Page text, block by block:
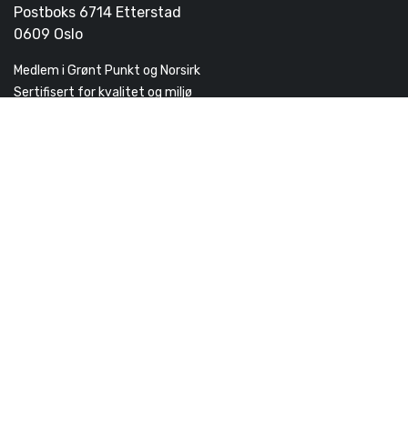
Postboks 6714 Etterstad
0609 Oslo
Medlem i Grønt Punkt og Norsirk
Sertifisert for kvalitet og miljø